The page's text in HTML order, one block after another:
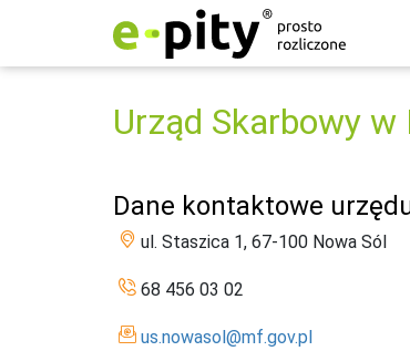
Urząd Skarbowy w
Dane kontaktowe
ul. Staszica 1, 67-100 Nowa Sól
68 456 03 02
us.nowasol@mf.gov.pl